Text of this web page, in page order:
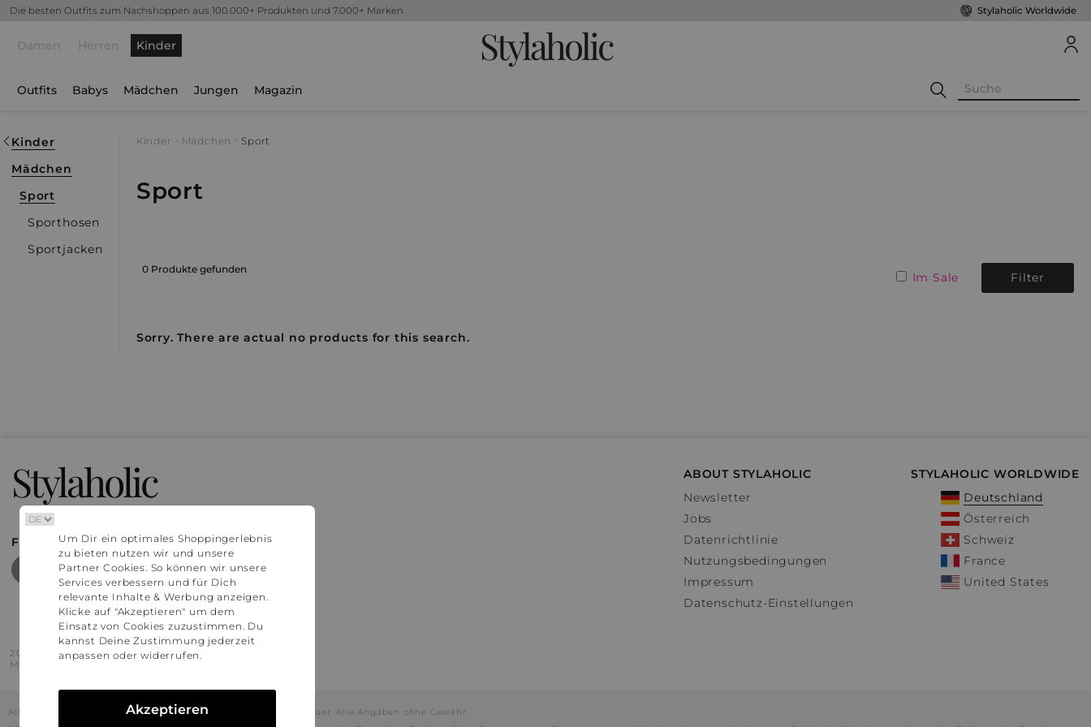
Die besten Outfits zum Nachshoppen aus 100.000+ Produkten und 7.000+ Marken Stylaholic Worldwide
Damen Herren Kinder Stylaholic
Outfits Babys Mädchen Jungen Magazin
Kinder
Mädchen
Sport
Sporthosen
Sportjacken
Kinder Mädchen Sport
Sport
0 Produkte gefunden
Im Sale Filter
Sorry. There are actual no products for this search.
Stylaholic
FIND MORE INSPIRATION
ABOUT STYLAHOLIC
Newsletter
Jobs
Datenrichtlinie
Nutzungsbedingungen
Impressum
Datenschutz-Einstellungen
STYLAHOLIC WORLDWIDE
Deutschland
Österreich
Schweiz
France
United States
2016 - 2026 © Stylaholic.
Made for you with love in munich.
Alle Preise inkl. der jeweils geltenden gesetzlichen Mehrwertsteuer. Alle Angaben ohne Gewähr.
Um Dir ein optimales Shoppingerlebnis
zu bieten nutzen wir und unsere
Partner Cookies. So können wir unsere
Services verbessern und für Dich
relevante Inhalte & Werbung anzeigen.
Klicke auf "Akzeptieren" um dem
Einsatz von Cookies zuzustimmen. Du
kannst Deine Zustimmung jederzeit
anpassen oder widerrufen.
Akzeptieren